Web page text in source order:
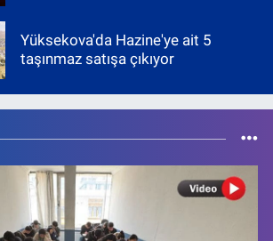
Yüksekova'da Hazine'ye ait 5
taşınmaz satışa çıkıyor